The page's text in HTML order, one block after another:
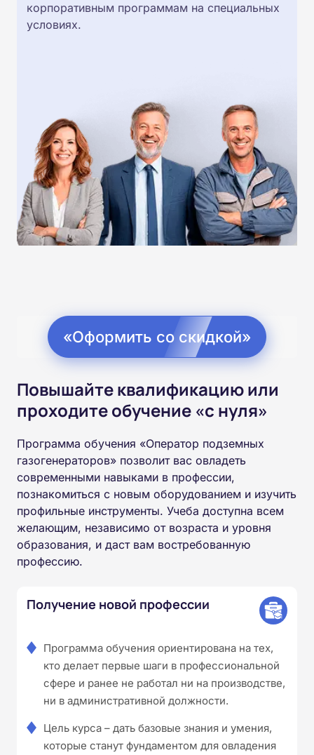
корпоративным программам на специальных
условиях.
«Оформить со скидкой»
Повышайте квалификацию или
проходите обучение «с нуля»
Программа обучения «Оператор подземных
газогенераторов» позволит вас овладеть
современными навыками в профессии,
познакомиться с новым оборудованием и изучить
профильные инструменты. Учеба доступна всем
желающим, независимо от возраста и уровня
образования, и даст вам востребованную
профессию.
Получение новой профессии
Программа обучения ориентирована на тех,
кто делает первые шаги в профессиональной
сфере и ранее не работал ни на производстве,
ни в административной должности.
Цель курса – дать базовые знания и умения,
которые станут фундаментом для овладения